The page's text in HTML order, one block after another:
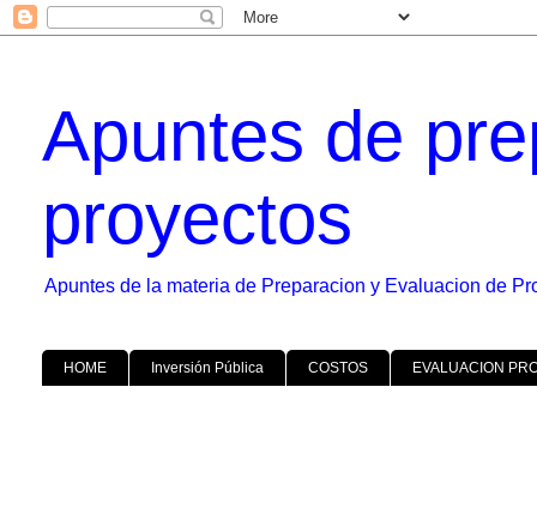
Apuntes de
proyectos
Apuntes de la materia de Preparacion y Evaluacion de
HOME Inversión Pública COSTOS EVALUACION